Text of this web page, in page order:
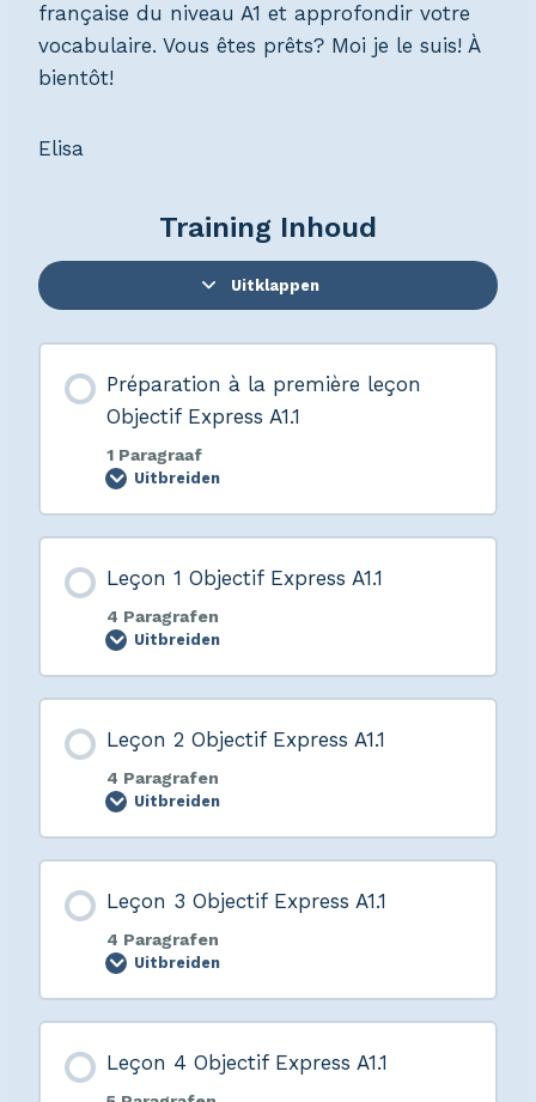
française du niveau A1 et approfondir votre
vocabulaire. Vous êtes prêts? Moi je le suis! À
bientôt!
Elisa
Training Inhoud
Uitklappen
Préparation à la première leçon
Objectif Express A1.1
1 Paragraaf
Uitbreiden
Leçon 1 Objectif Express A1.1
4 Paragrafen
Uitbreiden
Leçon 2 Objectif Express A1.1
4 Paragrafen
Uitbreiden
Leçon 3 Objectif Express A1.1
4 Paragrafen
Uitbreiden
Leçon 4 Objectif Express A1.1